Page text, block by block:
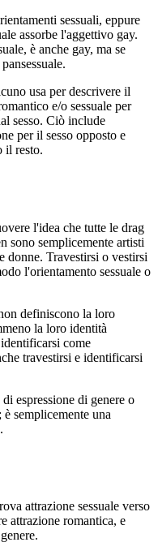
sessuali, eppure
assorbe l'aggettivo gay.
è anche gay, ma se
usa per descrivere il
e/o sessuale per
sesso. Ciò include
per il sesso opposto e
il resto.
l'idea che tutte le drag
sono semplicemente artisti
donne. Travestirsi o vestirsi
l'orientamento sessuale o
definiscono la loro
la loro identità
come
travestirsi e identificarsi
espressione di genere o
è semplicemente una
attrazione sessuale verso
attrazione romantica, e